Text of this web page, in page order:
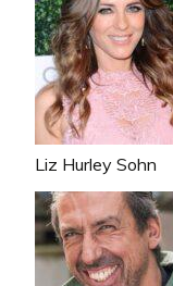
Liz Hurley Sohn